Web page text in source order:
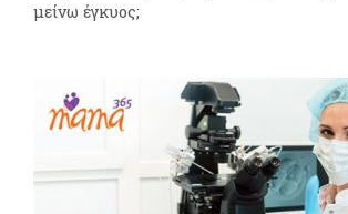
μείνω έγκυος;